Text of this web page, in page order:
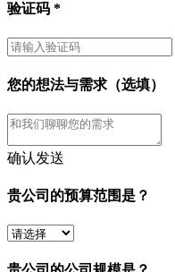
验证码 *
您的想法与需求（选填）
确认发送
贵公司的预算范围是？